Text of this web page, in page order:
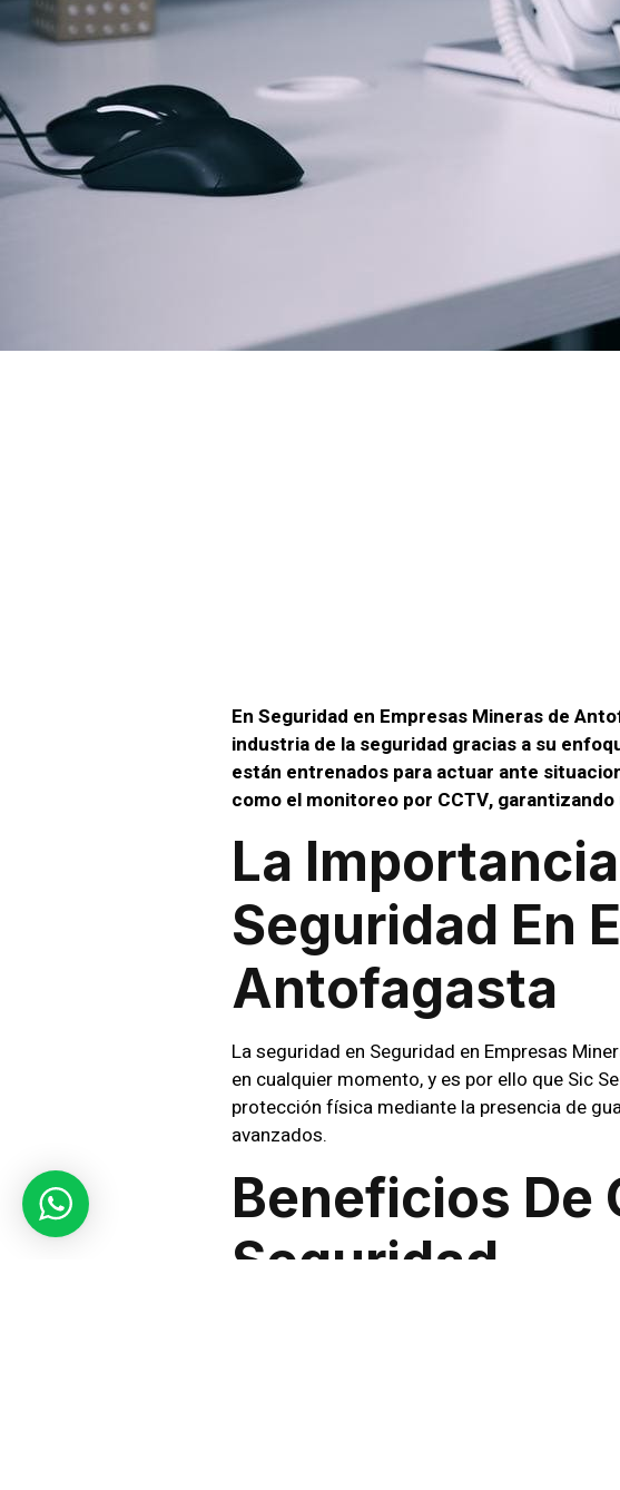
En Seguridad en Empresas Mineras de
industria de la seguridad gracias a su
están entrenados para actuar ante
como el monitoreo por CCTV,
La
Seguridad En
Antofagasta
La seguridad en Seguridad en Empresas
en cualquier momento, y es por ello que Sic
protección física mediante la presencia de
avanzados.
Beneficios De
Seguridad